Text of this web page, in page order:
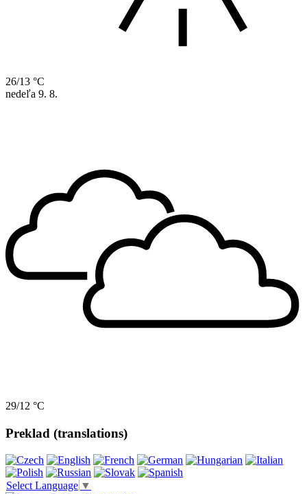
26/13 °C
nedeľa 9. 8.
29/12 °C
Preklad (translations)
Select Language ▼